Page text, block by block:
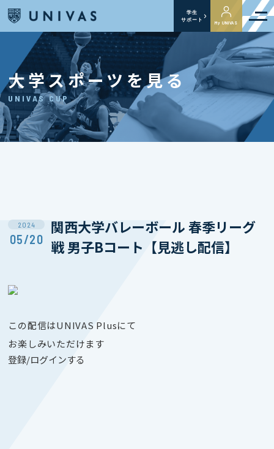
学生
サポート
My UNIVAS
大学スポーツを見る
UNIVAS CUP
2024
05/20
関西⼤学バレーボール 春季リーグ
戦 男子Bコート【見逃し配信】
この配信はUNIVAS Plusにて
お楽しみいただけます
登録/ログインする